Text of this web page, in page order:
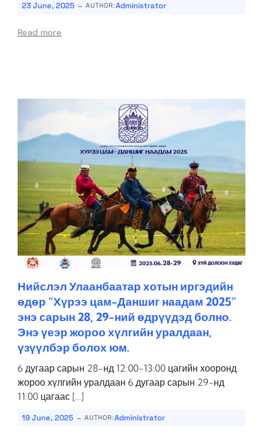
23 June, 2025 - AUTHOR:Administrator
Read more
Нийслэл Улаанбаатар хотын иргэдийн
өдөр “Хүрээ цам-Даншиг наадам 2025”
энэ сарын 28, 29-ний өдрүүдэд болно.
Энэ үеэр жороо хүлгийн уралдаан,
үзүүлбэр болох юм.
6 дугаар сарын 28-нд 12:00-13:00 цагийн хооронд
жороо хүлгийн уралдаан 6 дугаар сарын 29-нд
11:00 цагаас […]
19 June, 2025 - AUTHOR:Administrator